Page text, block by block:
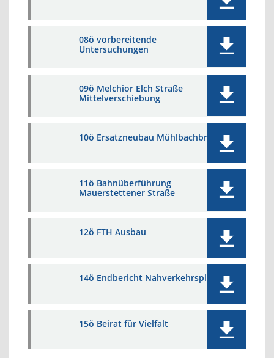
08ö vorbereitende
Untersuchungen
09ö Melchior Elch Straße
Mittelverschiebung
10ö Ersatzneubau Mühlbachbrücke
11ö Bahnüberführung
Mauerstettener Straße
12ö FTH Ausbau
14ö Endbericht Nahverkehrsplan
15ö Beirat für Vielfalt